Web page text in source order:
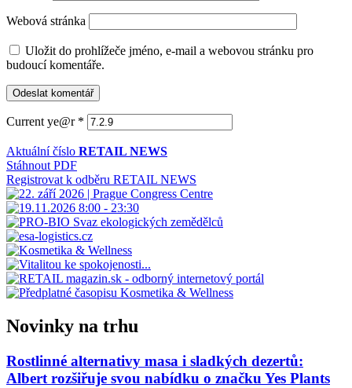
Webová stránka
Uložit do prohlížeče jméno, e-mail a webovou stránku pro
budoucí komentáře.
Current ye@r *
Aktuální číslo RETAIL NEWS
Stáhnout PDF
Registrovat k odběru RETAIL NEWS
Novinky na trhu
Rostlinné alternativy masa i sladkých dezertů:
Albert rozšiřuje svou nabídku o značku Yes Plants